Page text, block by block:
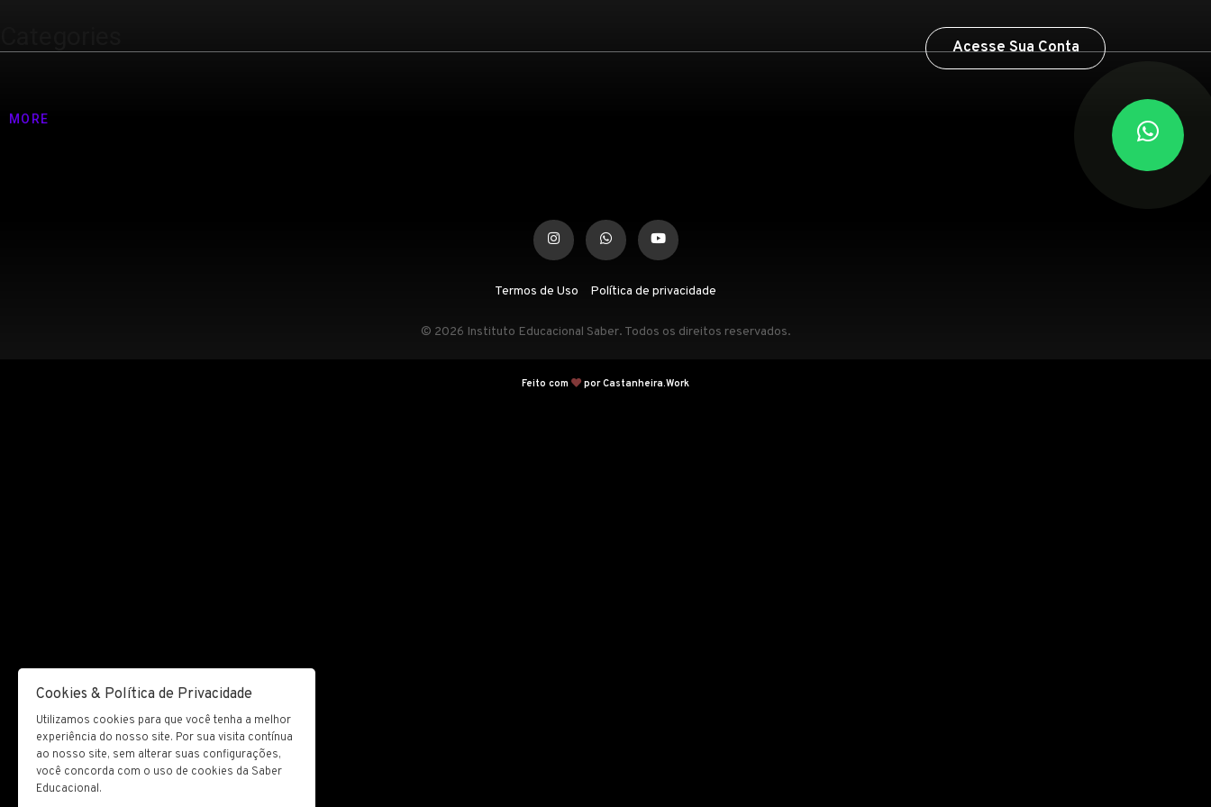
Acesse Sua Conta
MORE
Termos de Uso Política de privacidade
© 2026 Instituto Educacional Saber. Todos os direitos reservados.
Feito com por Castanheira.Work
Cookies & Política de Privacidade
Utilizamos cookies para que você tenha a melhor
experiência do nosso site. Por sua visita contínua
ao nosso site, sem alterar suas configurações,
você concorda com o uso de cookies da Saber
Educacional.